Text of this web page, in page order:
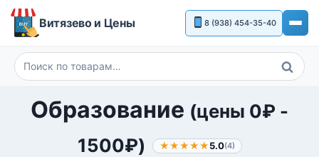
Перейти
Витязево и Цены 8 (938) 454-35-40
Искать:
Поиск
Образование (цены 0₽ -
1500₽) ★★★★★5.0(4)